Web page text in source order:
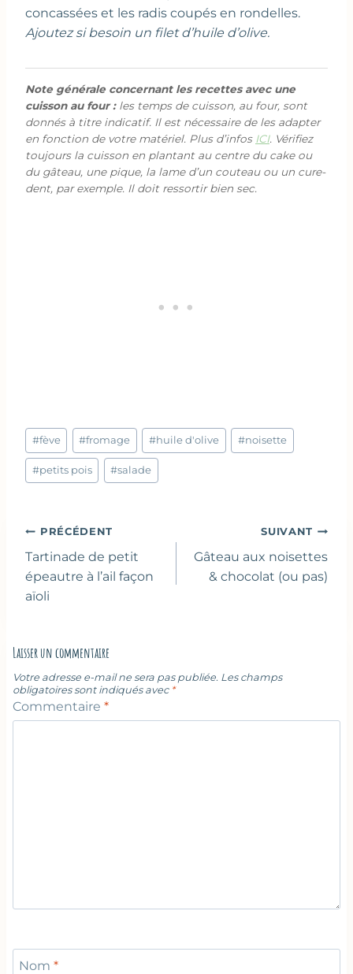
concassées et les radis coupés en rondelles.
Ajoutez si besoin un filet d’huile d’olive.
Note générale concernant les recettes avec une
cuisson au four :les temps de cuisson, au four, sont
donnés à titre indicatif. Il est nécessaire de les adapter
en fonction de votre matériel. Plus d’infos ICI. Vérifiez
toujours la cuisson en plantant au centre du cake ou
du gâteau, une pique, la lame d’un couteau ou un cure-
dent, par exemple. Il doit ressortir bien sec.
Étiquettes
de
la
#fève #fromage #huile d'olive #noisette
#petits pois #salade
Navigation
de
l’article
PRÉCÉDENT
Tartinade de petit
épeautre à l’ail façon
aïoli
SUIVANT
Gâteau aux noisettes
& chocolat (ou pas)
Laisser un commentaire
Votre adresse e-mail ne sera pas publiée. Les champs
obligatoires sont indiqués avec *
Commentaire *
Nom *